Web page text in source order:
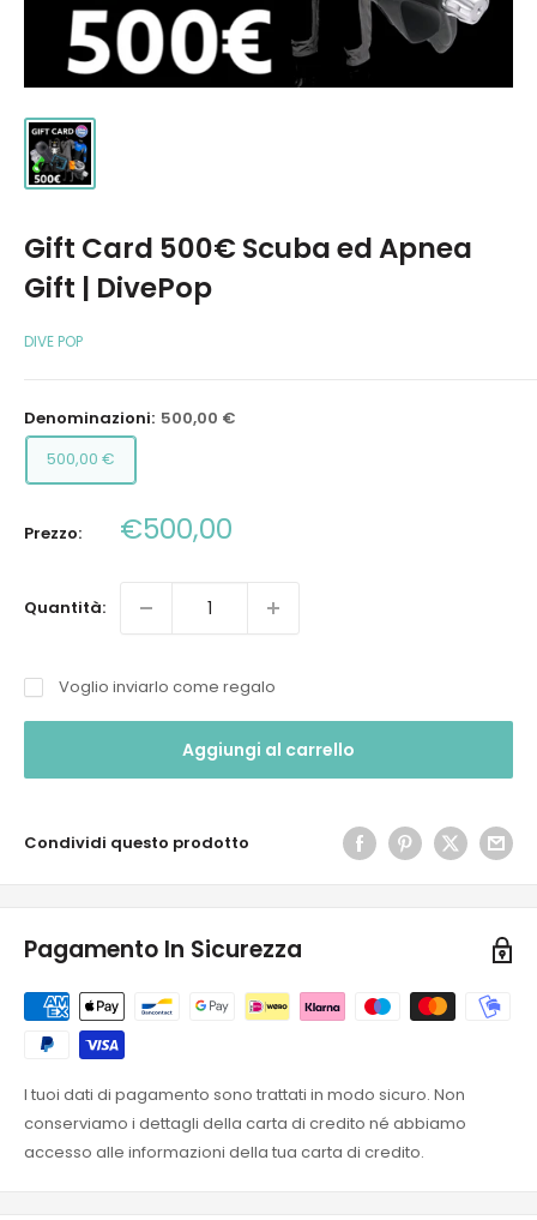
Gift Card 500€ Scuba ed Apnea
Gift | DivePop
DIVE POP
Denominazioni: 500,00 €
500,00 €
Prezzo: Prezzo
scontato
€500,00
Quantità:
Voglio inviarlo come regalo
Aggiungi al carrello
Condividi questo prodotto
Pagamento In Sicurezza
I tuoi dati di pagamento sono trattati in modo sicuro. Non
conserviamo i dettagli della carta di credito né abbiamo
accesso alle informazioni della tua carta di credito.